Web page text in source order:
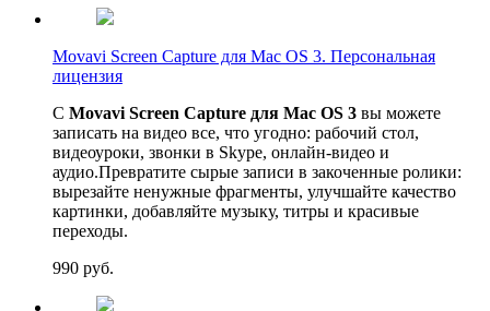
Movavi Screen Capture для Mac OS 3. Персональная
лицензия
С Movavi Screen Capture для Mac OS 3 вы можете
записать на видео все, что угодно: рабочий стол,
видеоуроки, звонки в Skype, онлайн-видео и
аудио.Превратите сырые записи в закоченные ролики:
вырезайте ненужные фрагменты, улучшайте качество
картинки, добавляйте музыку, титры и красивые
переходы.
990 руб.